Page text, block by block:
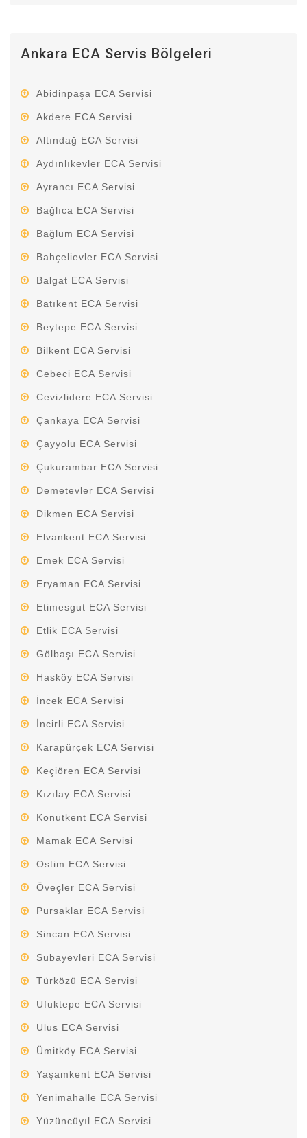
Ankara ECA Servis Bölgeleri
Abidinpaşa ECA Servisi
Akdere ECA Servisi
Altındağ ECA Servisi
Aydınlıkevler ECA Servisi
Ayrancı ECA Servisi
Bağlıca ECA Servisi
Bağlum ECA Servisi
Bahçelievler ECA Servisi
Balgat ECA Servisi
Batıkent ECA Servisi
Beytepe ECA Servisi
Bilkent ECA Servisi
Cebeci ECA Servisi
Cevizlidere ECA Servisi
Çankaya ECA Servisi
Çayyolu ECA Servisi
Çukurambar ECA Servisi
Demetevler ECA Servisi
Dikmen ECA Servisi
Elvankent ECA Servisi
Emek ECA Servisi
Eryaman ECA Servisi
Etimesgut ECA Servisi
Etlik ECA Servisi
Gölbaşı ECA Servisi
Hasköy ECA Servisi
İncek ECA Servisi
İncirli ECA Servisi
Karapürçek ECA Servisi
Keçiören ECA Servisi
Kızılay ECA Servisi
Konutkent ECA Servisi
Mamak ECA Servisi
Ostim ECA Servisi
Öveçler ECA Servisi
Pursaklar ECA Servisi
Sincan ECA Servisi
Subayevleri ECA Servisi
Türközü ECA Servisi
Ufuktepe ECA Servisi
Ulus ECA Servisi
Ümitköy ECA Servisi
Yaşamkent ECA Servisi
Yenimahalle ECA Servisi
Yüzüncüyıl ECA Servisi